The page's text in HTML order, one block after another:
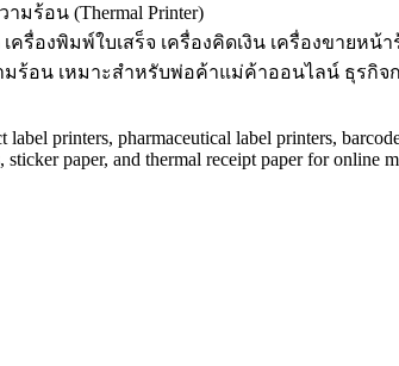
ร้อน (Thermal Printer)
รื่องพิมพ์ใบเสร็จ เครื่องคิดเงิน เครื่องขายห
มร้อน เหมาะสำหรับพ่อค้าแม่ค้าออนไลน์ ธุร
printers, pharmaceutical label printers,
paper, and thermal receipt paper for